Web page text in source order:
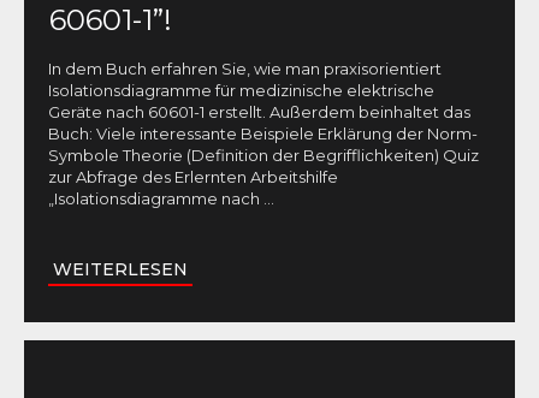
60601-1”!
In dem Buch erfahren Sie, wie man praxisorientiert
Isolationsdiagramme für medizinische elektrische
Geräte nach 60601-1 erstellt. Außerdem beinhaltet das
Buch: Viele interessante Beispiele Erklärung der Norm-
Symbole Theorie (Definition der Begrifflichkeiten) Quiz
zur Abfrage des Erlernten Arbeitshilfe
„Isolationsdiagramme nach
WEITERLESEN